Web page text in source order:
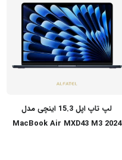
تماس بگیرید
لپ تاپ اپل 15.3 اینچی مدل
MacBook Air MXD43 M3 2024